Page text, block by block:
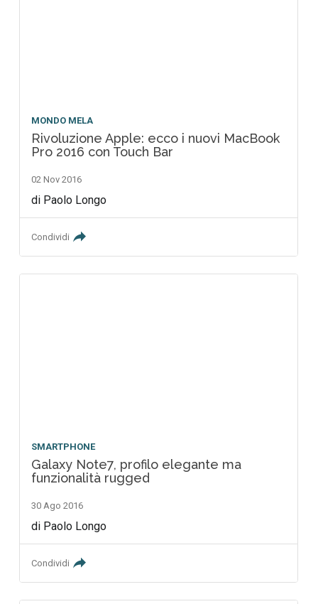
MONDO MELA
Rivoluzione Apple: ecco i nuovi MacBook
Pro 2016 con Touch Bar
02 Nov 2016
di Paolo Longo
Condividi
SMARTPHONE
Galaxy Note7, profilo elegante ma
funzionalità rugged
30 Ago 2016
di Paolo Longo
Condividi